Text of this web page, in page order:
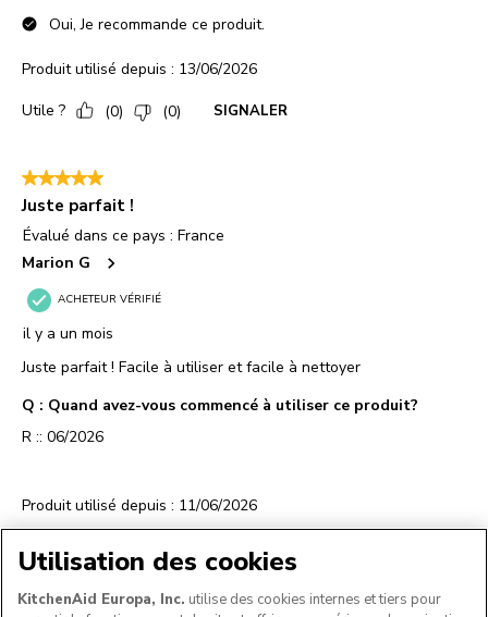
Utilisation des cookies
KitchenAid Europa, Inc. utilise des cookies internes et tiers pour